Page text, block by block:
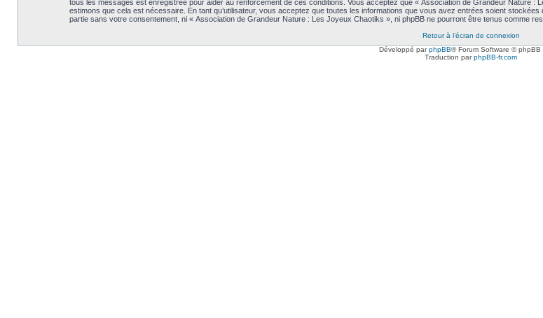
tous les messages est enregistrée pour aider au renforcement de ces conditions. Vous acceptez que « Association de Grandeur Nature :
estimons que cela est nécessaire. En tant qu’utilisateur, vous acceptez que toutes les informations que vous avez entrées soient
partie sans votre consentement, ni « Association de Grandeur Nature : Les Joyeux Chaotiks », ni phpBB ne pourront être tenus comme
Retour à l’écran de connexion
Développé parphpBB® Forum Software © phpBB
Traduction parphpBB-fr.com